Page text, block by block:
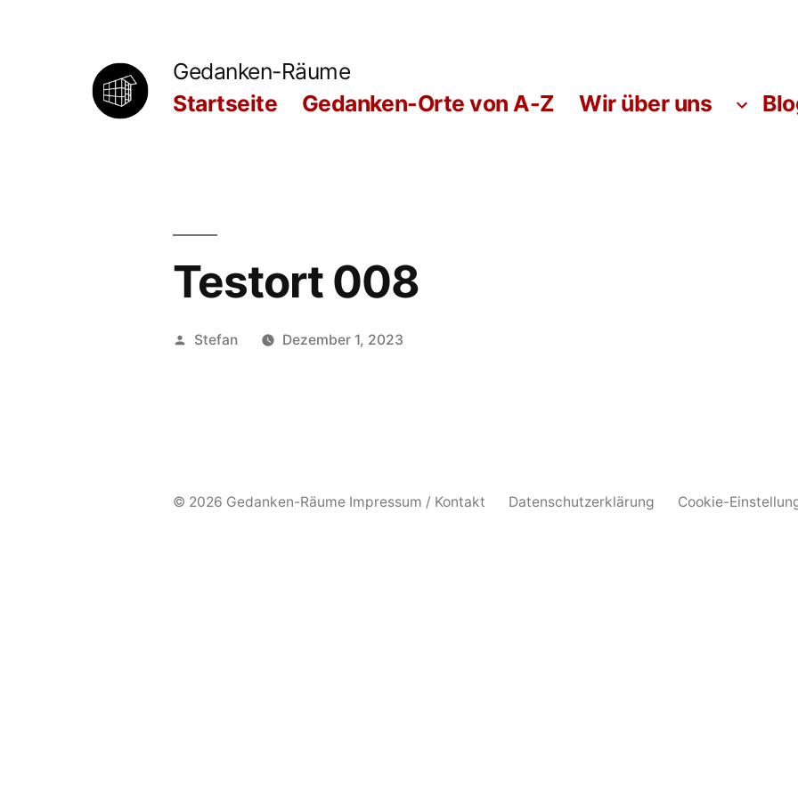
Gedanken-Räume
Startseite
Gedanken-Orte von A-Z Wir über uns
Testort 008
Veröffentlicht
Stefan Dezember 1, 2023
© 2026 Gedanken-Räume Impressum / Kontakt Datenschutzerklärung Cookie-